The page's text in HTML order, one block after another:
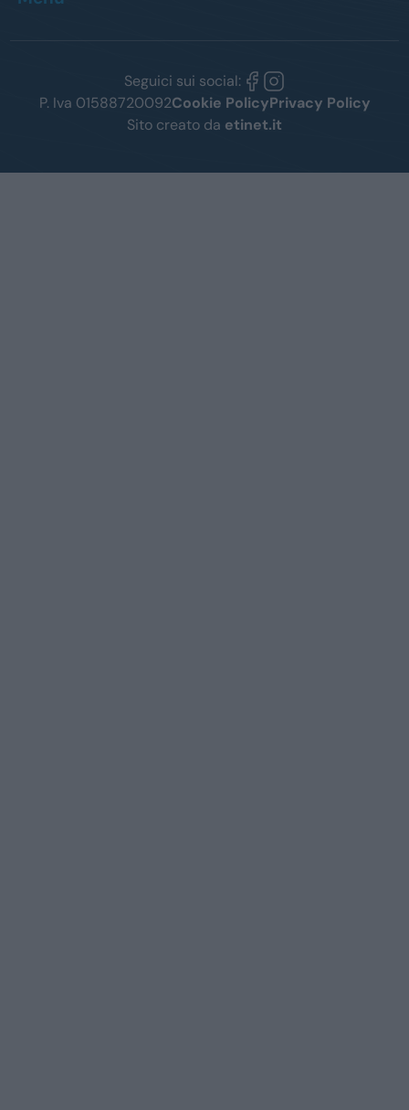
Seguici sui social:
P. Iva 01588720092Cookie PolicyPrivacy Policy
Sito creato da etinet.it